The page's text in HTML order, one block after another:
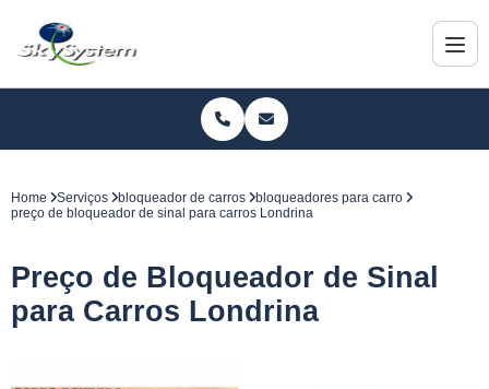
Home Serviços bloqueador de carros
bloqueadores para carro
preço de bloqueador de sinal para carros Londrina
Preço de Bloqueador de Sinal
para Carros Londrina